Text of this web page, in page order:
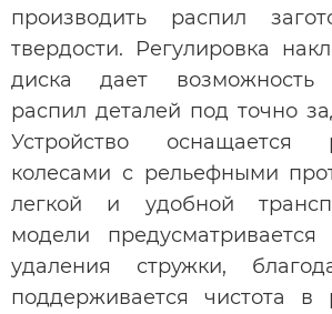
производить распил
твердости. Регулировка
диска дает возможность
распил деталей под точно
Устройство оснащается
колесами с рельефными
легкой и удобной
модели
удаления стружки,
поддерживается чистота в